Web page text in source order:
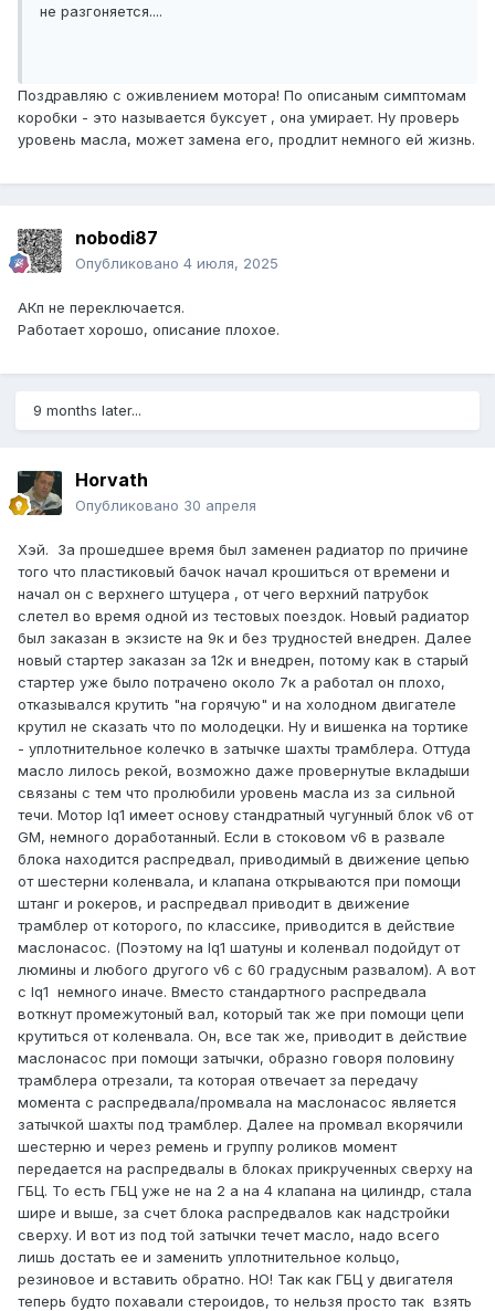
не разгоняется....
Поздравляю с оживлением мотора! По описаным симптомам
коробки - это называется буксует , она умирает. Ну проверь
уровень масла, может замена его, продлит немного ей жизнь.
nobodi87
Опубликовано 4 июля, 2025
АКп не переключается.
Работает хорошо, описание плохое.
9 months later...
Horvath
Опубликовано 30 апреля
Хэй. За прошедшее время был заменен радиатор по причине
того что пластиковый бачок начал крошиться от времени и
начал он с верхнего штуцера , от чего верхний патрубок
слетел во время одной из тестовых поездок. Новый радиатор
был заказан в экзисте на 9к и без трудностей внедрен. Далее
новый стартер заказан за 12к и внедрен, потому как в старый
стартер уже было потрачено около 7к а работал он плохо,
отказывался крутить "на горячую" и на холодном двигателе
крутил не сказать что по молодецки. Ну и вишенка на тортике
- уплотнительное колечко в затычке шахты трамблера. Оттуда
масло лилось рекой, возможно даже провернутые вкладыши
связаны с тем что пролюбили уровень масла из за сильной
течи. Мотор lq1 имеет основу стандратный чугунный блок v6 от
GM, немного доработанный. Если в стоковом v6 в развале
блока находится распредвал, приводимый в движение цепью
от шестерни коленвала, и клапана открываются при помощи
штанг и рокеров, и распредвал приводит в движение
трамблер от которого, по классике, приводится в действие
маслонасос. (Поэтому на lq1 шатуны и коленвал подойдут от
люмины и любого другого v6 c 60 градусным развалом). А вот
с lq1 немного иначе. Вместо стандартного распредвала
воткнут промежутоный вал, который так же при помощи цепи
крутиться от коленвала. Он, все так же, приводит в действие
маслонасос при помощи затычки, образно говоря половину
трамблера отрезали, та которая отвечает за передачу
момента с распредвала/промвала на маслонасос является
затычкой шахты под трамблер. Далее на промвал вкорячили
шестерню и через ремень и группу роликов момент
передается на распредвалы в блоках прикрученных сверху на
ГБЦ. То есть ГБЦ уже не на 2 а на 4 клапана на цилиндр, стала
шире и выше, за счет блока распредвалов как надстройки
сверху. И вот из под той затычки течет масло, надо всего
лишь достать ее и заменить уплотнительное кольцо,
резиновое и вставить обратно. НО! Так как ГБЦ у двигателя
теперь будто похавали стероидов, то нельзя просто так взять